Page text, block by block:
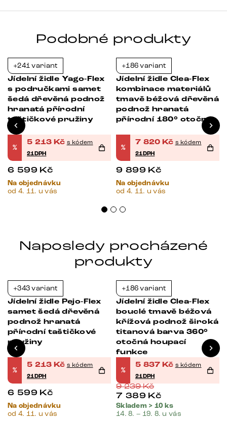
Podobné produkty
+241 variant
Jídelní židle Yago-Flex
s područkami samet
šedá dřevěná podnož
hranatá přírodní
taštičkové pružiny
%
5 213 Kč s kódem
21DPH
6 599 Kč
Na objednávku
od 4. 11. u vás
+186 variant
Jídelní židle Clea-Flex
kombinace materiálů
tmavě béžová dřevěná
podnož hranatá
přírodní 180° otočná
%
7 820 Kč s kódem
21DPH
9 899 Kč
Na objednávku
od 4. 11. u vás
Naposledy procházené
produkty
+343 variant
Jídelní židle Pejo-Flex
samet šedá dřevěná
podnož hranatá
přírodní taštičkové
pružiny
%
5 213 Kč s kódem
21DPH
6 599 Kč
Na objednávku
od 4. 11. u vás
+186 variant
Jídelní židle Clea-Flex
bouclé tmavě béžová
křížová podnož široká
titanová barva 360°
otočná houpací
funkce
%
5 837 Kč s kódem
21DPH
9 239Kč
7 389 Kč
Skladem > 10 ks
14. 8. – 19. 8. u vás